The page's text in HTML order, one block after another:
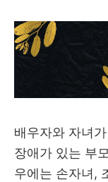
배우자와 자녀
장애가 있는 부
우에는 손자녀,